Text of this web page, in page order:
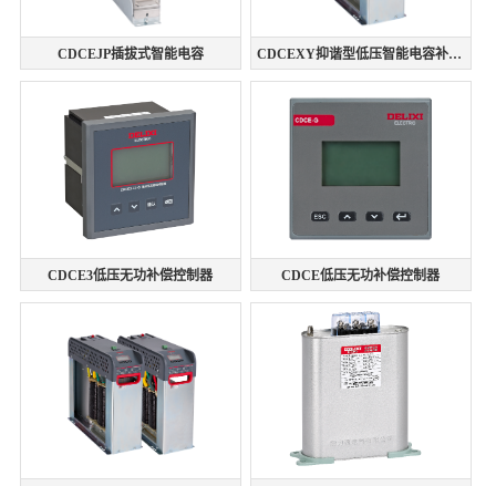
CDCEJP插拔式智能电容 CDCEXY抑谐型低压智能电容补偿装置
CDCE3低压无功补偿控制器 CDCE低压无功补偿控制器